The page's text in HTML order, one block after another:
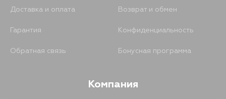
Доставка и оплата Возврат и обмен
Гарантия Конфиденциальность
Обратная связь Бонусная программа
Компания